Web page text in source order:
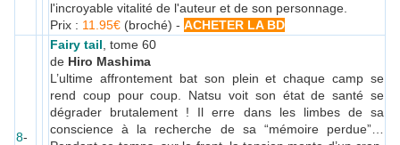
l'incroyable vitalité de l'auteur et de son personnage.
Prix : 11.95€ (broché) - ACHETER LA BD
8-
Fairy tail , tome 60
de Hiro Mashima
L’ultime affrontement bat son plein et chaque camp se
rend coup pour coup. Natsu voit son état de santé se
dégrader brutalement ! Il erre dans les limbes de sa
conscience à la recherche de sa “mémoire perdue”…